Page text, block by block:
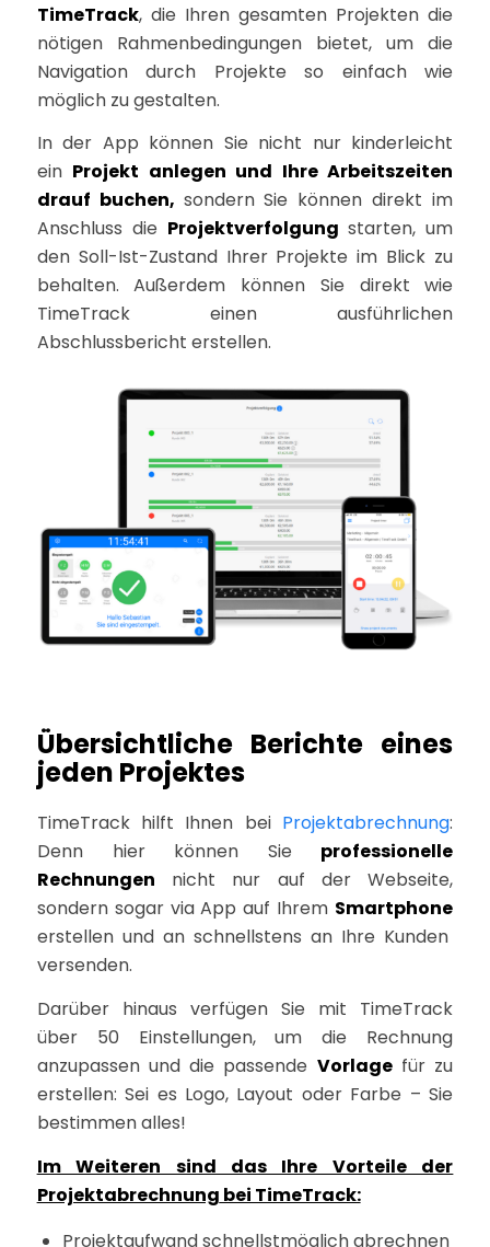
TimeTrack, die Ihren gesamten Projekten die
nötigen Rahmenbedingungen bietet, um die
Navigation durch Projekte so einfach wie
möglich zu gestalten.
In der App können Sie nicht nur kinderleicht
ein Projekt anlegen und Ihre Arbeitszeiten
drauf buchen, sondern Sie können direkt im
Anschluss die Projektverfolgungstarten, um
den Soll-Ist-Zustand Ihrer Projekte im Blick zu
behalten. Außerdem können Sie direkt wie
TimeTrack einen ausführlichen
Abschlussbericht erstellen.
Übersichtliche Berichte eines
jeden Projektes
TimeTrack hilft Ihnen bei Projektabrechnung:
Denn hier können Sie professionelle
Rechnungen nicht nur auf der Webseite,
sondern sogar via App auf Ihrem Smartphone
erstellen und an schnellstens an Ihre Kunden
versenden.
Darüber hinaus verfügen Sie mit TimeTrack
über 50 Einstellungen, um die Rechnung
anzupassen und die passende Vorlagefür zu
erstellen: Sei es Logo, Layout oder Farbe – Sie
bestimmen alles!
Im Weiteren sind das Ihre Vorteile der
Projektabrechnung bei TimeTrack:
Projektaufwand schnellstmöglich abrechnen